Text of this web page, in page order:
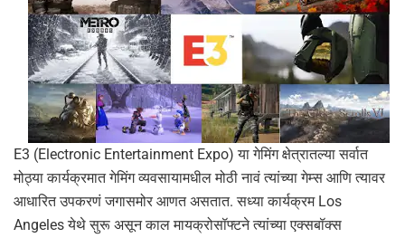
E3 (Electronic Entertainment Expo) या गेमिंग क्षेत्रातल्या सर्वात
मोठ्या कार्यक्रमात गेमिंग व्यवसायामधील मोठी नावं त्यांच्या गेम्स आणि त्यावर
आधारित उपकरणं जगासमोर आणत असतात. सध्या कार्यक्रम Los
Angeles येथे सुरू असून काल मायक्रोसॉफ्टने त्यांच्या एक्सबॉक्स